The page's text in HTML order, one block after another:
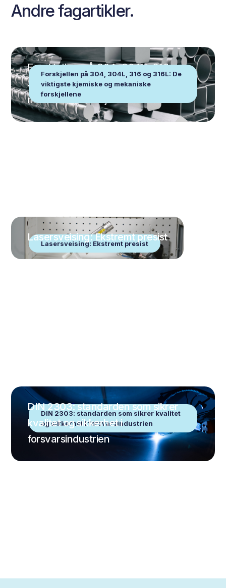
Andre fagartikler.
Forskjellen på 304, 304L, 316 og 316L: De
viktigste kjemiske og mekaniske
forskjellene
Forskjellen på 304, 304L, 316 og
316L: De viktigste kjemiske og
mekaniske forskjellene
Lasersveising: Ekstremt presist
Lasersveising: Ekstremt presist
DIN 2303: standarden som sikrer kvalitet
og sikkerhet i forsvarsindustrien
DIN 2303: standarden som sikrer
kvalitet og sikkerhet i
forsvarsindustrien